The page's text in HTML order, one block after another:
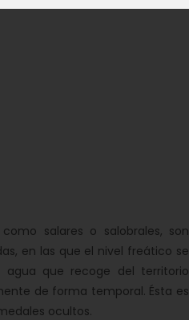
salares o salobrales, son
en las que el nivel freático se
que recoge del territorio
de forma temporal. Ésta es
ocultos.